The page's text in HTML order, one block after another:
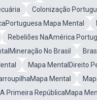
Colonização
Mapa Mental
Rebeliões NaAmérica
No Brasil
Mapa MentalDireito
Mental
A Primeira RepúblicaMapa